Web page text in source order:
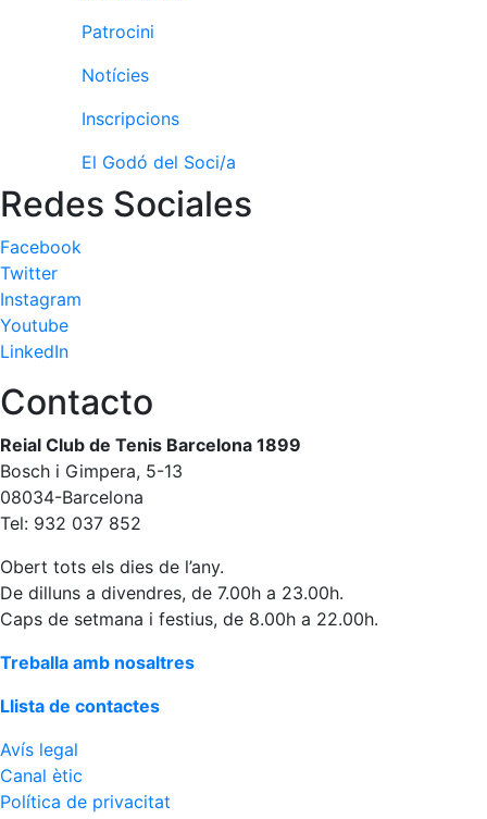
Patrocini
Notícies
Inscripcions
El Godó del Soci/a
Redes Sociales
Facebook
Twitter
Instagram
Youtube
LinkedIn
Contacto
Reial Club de Tenis Barcelona 1899
Bosch i Gimpera, 5-13
08034-Barcelona
Tel: 932 037 852
Obert tots els dies de l’any.
De dilluns a divendres, de 7.00h a 23.00h.
Caps de setmana i festius, de 8.00h a 22.00h.
Treballa amb nosaltres
Llista de contactes
Avís legal
Canal ètic
Política de privacitat